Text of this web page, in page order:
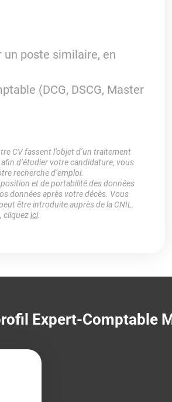
un poste similaire, en
(DCG, DSCG, Master
CV fassent l’objet d’un traitement
d’étudier votre candidature, vous
recherche d’emploi.
et de portabilité des données
données après votre décès. Vous
être introduite auprès de la CNIL.
cliquezici.
Expert-Comptable